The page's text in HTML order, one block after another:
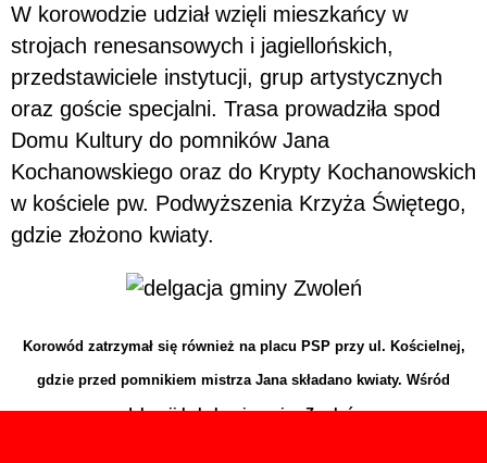
W korowodzie udział wzięli mieszkańcy w
strojach renesansowych i jagiellońskich,
przedstawiciele instytucji, grup artystycznych
oraz goście specjalni. Trasa prowadziła spod
Domu Kultury do pomników Jana
Kochanowskiego oraz do Krypty Kochanowskich
w kościele pw. Podwyższenia Krzyża Świętego,
gdzie złożono kwiaty.
Korowód zatrzymał się również na placu PSP przy ul. Kościelnej,
gdzie przed pomnikiem mistrza Jana składano kwiaty. Wśród
delgacji był elgacja gminy Zwoleń.